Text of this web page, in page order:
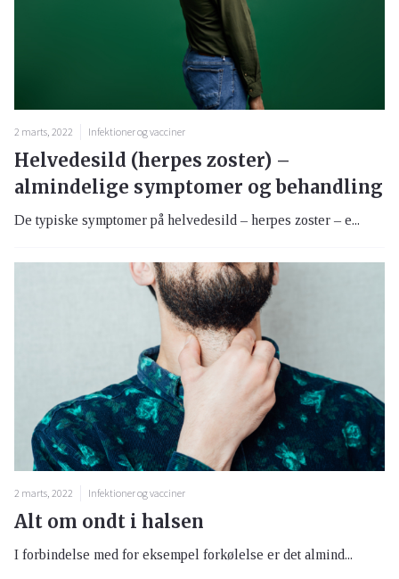
2 marts, 2022 Infektioner og vacciner
Helvedesild (herpes zoster) –
almindelige symptomer og behandling
De typiske symptomer på helvedesild – herpes zoster – e...
2 marts, 2022 Infektioner og vacciner
Alt om ondt i halsen
I forbindelse med for eksempel forkølelse er det almind...